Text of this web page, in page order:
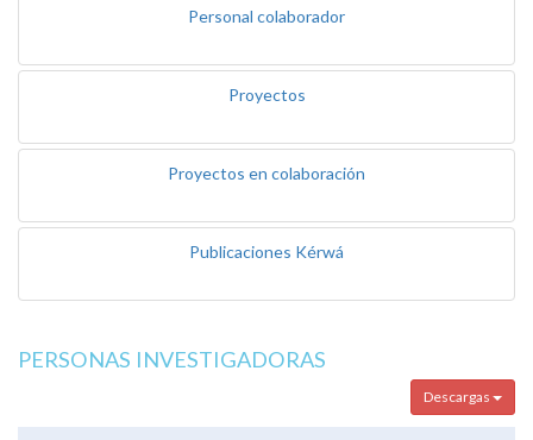
Personal colaborador
Proyectos
Proyectos en colaboración
Publicaciones Kérwá
PERSONAS INVESTIGADORAS
Descargas